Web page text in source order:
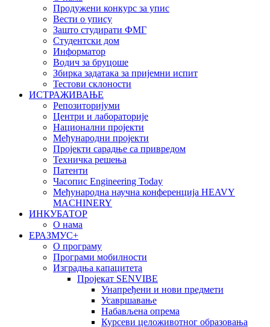
Продужени конкурс за упис
Вести о упису
Зашто студирати ФМГ
Студентски дом
Информатор
Водич за бруцоше
Збиркa задатака за пријемни испит
Тестови склоности
ИСТРАЖИВАЊЕ
Репозиторијуми
Центри и лабораторије
Национални пројекти
Међународни пројекти
Пројекти сарадње са привредом
Техничка решења
Патенти
Часопис Engineering Today
Међународна научна конференција HEAVY
MACHINERY
ИНКУБАТОР
О нама
EРАЗМУС+
О програму
Програми мобилности
Изградња капацитета
Пројекат SENVIBE
Унапређени и нови предмети
Усавршавање
Набављена опрема
Курсеви целоживотног образовања